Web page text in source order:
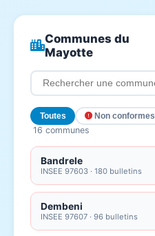
Communes du
Mayotte
Toutes Non conformes
16 communes
Bandrele
INSEE 97603 · 180 bulletins
Dembeni
INSEE 97607 · 96 bulletins